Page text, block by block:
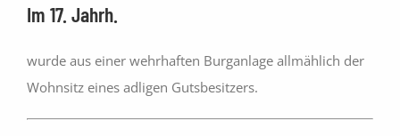
Im 17. Jahrh.
wurde aus einer wehrhaften Burganlage allmählich der
Wohnsitz eines adligen Gutsbesitzers.